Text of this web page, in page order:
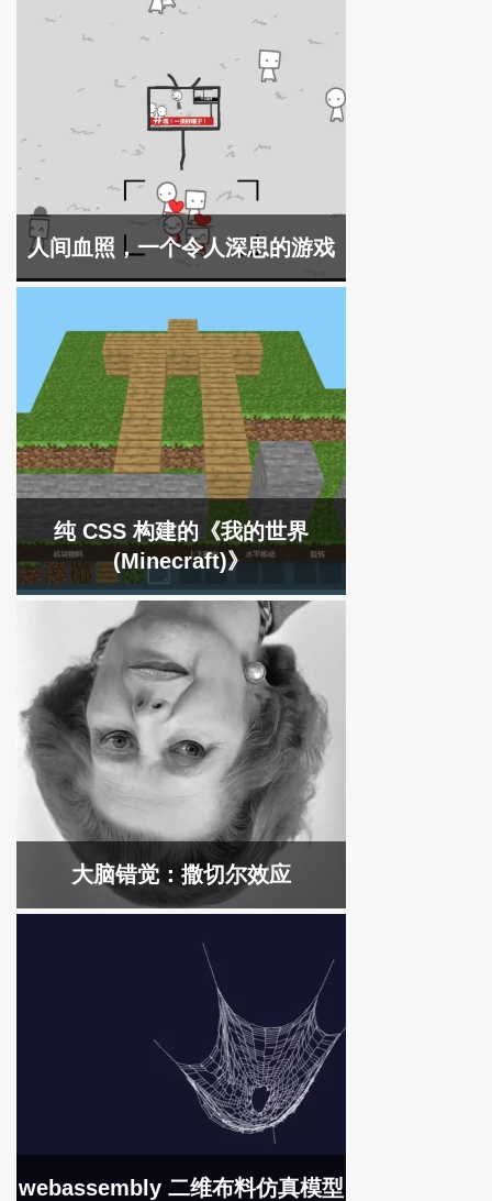
人间血照，一个令人深思的游戏
纯 CSS 构建的《我的世界
(Minecraft)》
大脑错觉：撒切尔效应
webassembly 二维布料仿真模型